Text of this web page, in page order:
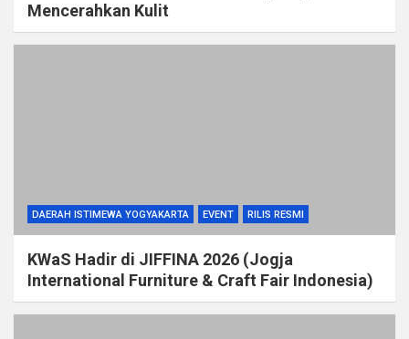
Mencerahkan Kulit
DAERAH ISTIMEWA YOGYAKARTA EVENT RILIS RESMI
KWaS Hadir di JIFFINA 2026 (Jogja
International Furniture & Craft Fair Indonesia)